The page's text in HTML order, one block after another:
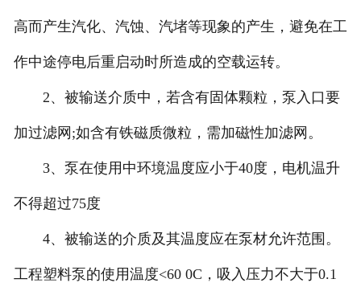
高而产生汽化、汽蚀、汽堵等现象的产生，避免在工
作中途停电后重启动时所造成的空载运转。
2、被输送介质中，若含有固体颗粒，泵入口要
加过滤网;如含有铁磁质微粒，需加磁性加滤网。
3、泵在使用中环境温度应小于40度，电机温升
不得超过75度
4、被输送的介质及其温度应在泵材允许范围。
工程塑料泵的使用温度<60 0C，吸入压力不大于0.1